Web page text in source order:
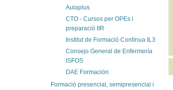
Aulaplus
CTO - Cursos per OPEs i
preparació IIR
Institut de Formació Contínua IL3
Consejo General de Enfermería
ISFOS
DAE Formación
Formació presencial, semipresencial i